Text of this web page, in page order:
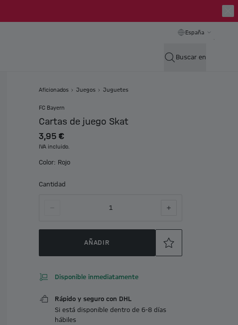
España
Buscar en
Aficionados Juegos Juguetes
FC Bayern
Cartas de juego Skat
3,95 €
IVA incluido.
Color: Rojo
Cantidad
1
AÑADIR
Disponible inmediatamente
Rápido y seguro con DHL
Si está disponible dentro de 6-8 días
hábiles